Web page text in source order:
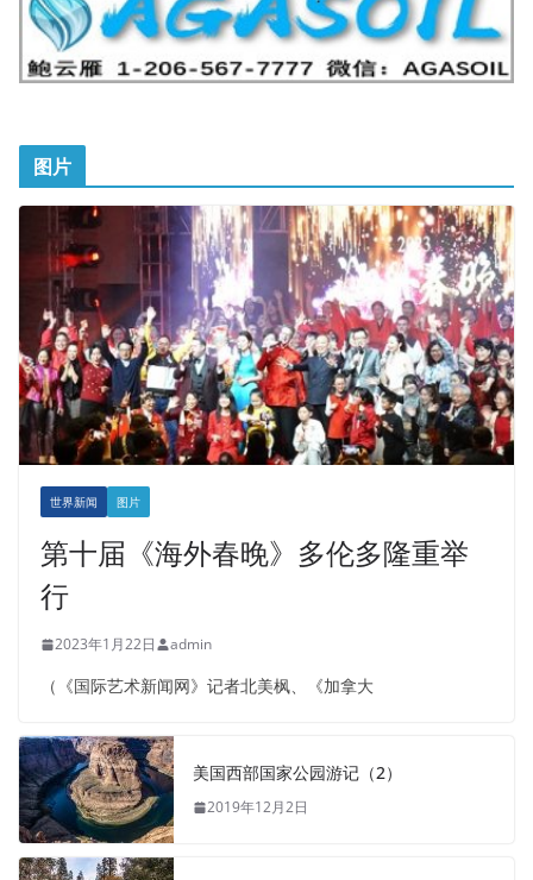
图片
世界新闻 图片
第十届《海外春晚》多伦多隆重举
行
2023年1月22日 admin
（《国际艺术新闻网》记者北美枫、《加拿大
美国西部国家公园游记（2）
2019年12月2日